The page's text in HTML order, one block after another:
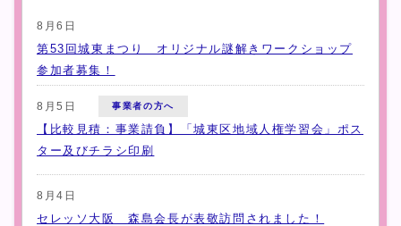
8月6日
第53回城東まつり オリジナル謎解きワークショップ
参加者募集！
8月5日 事業者の方へ
【比較見積：事業請負】「城東区地域人権学習会」ポス
ター及びチラシ印刷
8月4日
セレッソ大阪 森島会長が表敬訪問されました！